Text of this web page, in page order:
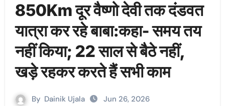
850Km दूर वैष्णो देवी तक दंडवत
यात्रा कर रहे बाबा:कहा- समय तय
नहीं किया; 22 साल से बैठे नहीं,
खड़े रहकर करते हैं सभी काम
By Dainik Ujala Jun 26, 2026